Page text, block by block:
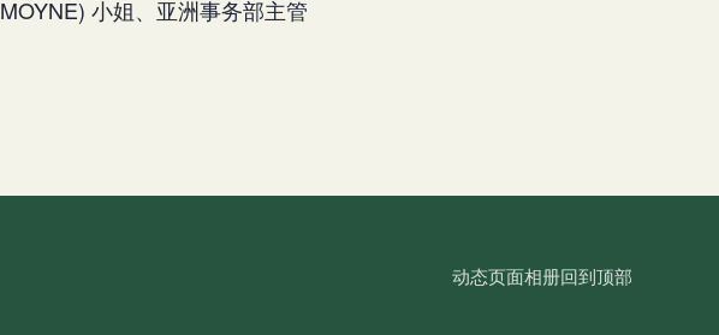
小姐、亚洲事务部主管
动态页面相册回到顶部